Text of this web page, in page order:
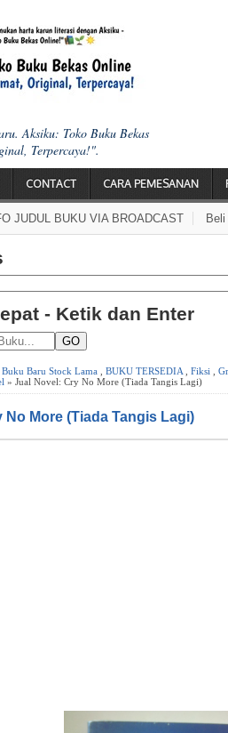
Aksiku: Toko Buku Bekas
Terpercaya!".
CONTACT CARA PEMESANAN
JUDUL BUKU VIA BROADCAST
- Ketik dan Enter
GO
Buku Baru Stock Lama BUKU TERSEDIA Fiksi
» Jual Novel: Cry No More (Tiada Tangis Lagi)
More (Tiada Tangis Lagi)